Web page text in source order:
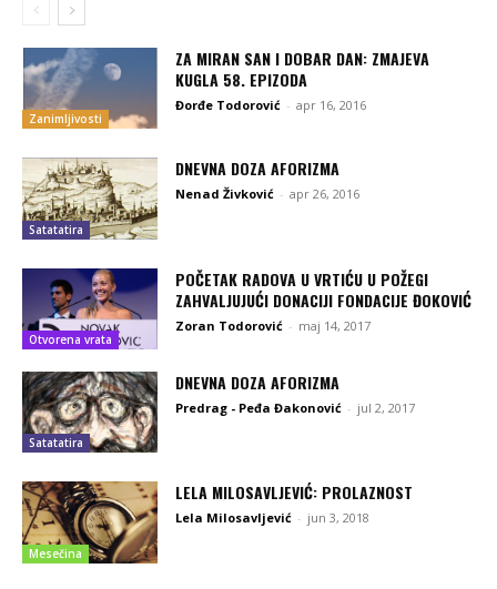
Zanimljivosti
ZA MIRAN SAN I DOBAR DAN: ZMAJEVA
KUGLA 58. EPIZODA
Đorđe Todorović - apr 16, 2016
Satatatira
DNEVNA DOZA AFORIZMA
Nenad Živković - apr 26, 2016
Otvorena vrata
POČETAK RADOVA U VRTIĆU U POŽEGI
ZAHVALJUJUĆI DONACIJI FONDACIJE ĐOKOVIĆ
Zoran Todorović - maj 14, 2017
Satatatira
DNEVNA DOZA AFORIZMA
Predrag - Peđa Đakonović - jul 2, 2017
Mesečina
LELA MILOSAVLJEVIĆ: PROLAZNOST
Lela Milosavljević - jun 3, 2018